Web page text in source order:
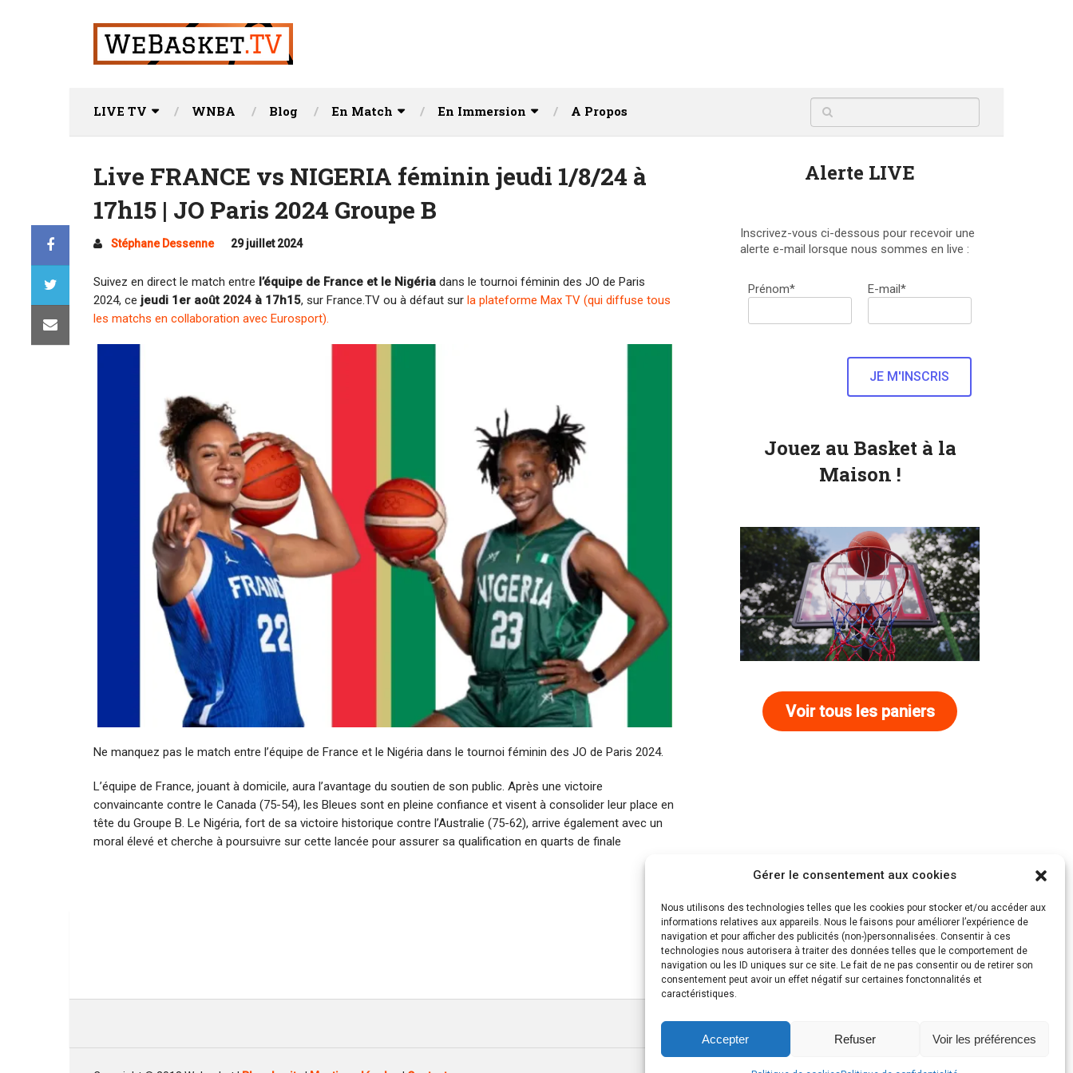
Gérer le consentement aux cookies
Nous utilisons des technologies telles que les cookies pour stocker et/ou accéder aux
informations relatives aux appareils. Nous le faisons pour améliorer l’expérience de
navigation et pour afficher des publicités (non-)personnalisées. Consentir à ces
technologies nous autorisera à traiter des données telles que le comportement de
navigation ou les ID uniques sur ce site. Le fait de ne pas consentir ou de retirer son
consentement peut avoir un effet négatif sur certaines fonctonnalités et
caractéristiques.
Accepter Refuser Voir les préférences
LIVE TV WNBA Blog En Match En Immersion A Propos
Live FRANCE vs NIGERIA féminin jeudi 1/8/24 à
17h15 | JO Paris 2024 Groupe B
Stéphane Dessenne 29 juillet 2024
Suivez en direct le match entre l’équipe de France et le Nigéria dans le tournoi féminin des JO de Paris
2024, ce jeudi 1er août 2024 à 17h15, sur France.TV ou à défaut sur la plateforme Max TV (qui diffuse tous
les matchs en collaboration avec Eurosport).
Ne manquez pas le match entre l’équipe de France et le Nigéria dans le tournoi féminin des JO de Paris 2024.
L’équipe de France, jouant à domicile, aura l’avantage du soutien de son public. Après une victoire
convaincante contre le Canada (75-54), les Bleues sont en pleine confiance et visent à consolider leur place en
tête du Groupe B. Le Nigéria, fort de sa victoire historique contre l’Australie (75-62), arrive également avec un
moral élevé et cherche à poursuivre sur cette lancée pour assurer sa qualification en quarts de finale
Alerte LIVE
Inscrivez-vous ci-dessous pour recevoir une
alerte e-mail lorsque nous sommes en live :
Prénom* E-mail*
Jouez au Basket à la
Maison !
Voir tous les paniers